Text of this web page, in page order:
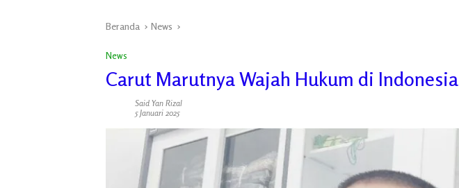
Beranda News
News
Carut Marutnya Wajah Hukum di Indonesia
Said Yan Rizal
5 Januari 2025